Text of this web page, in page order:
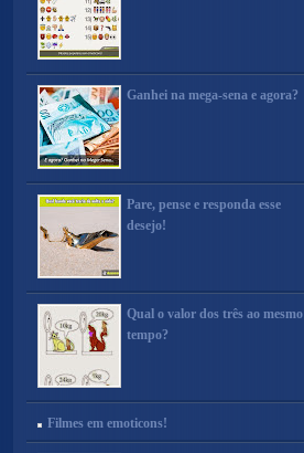
Ganhei na mega-sena e agora?
Pare, pense e responda esse
desejo!
Qual o valor dos três ao mesmo
tempo?
Filmes em emoticons!